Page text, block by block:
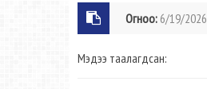
Огноо: 6/19/2026
Мэдээ таалагдсан: